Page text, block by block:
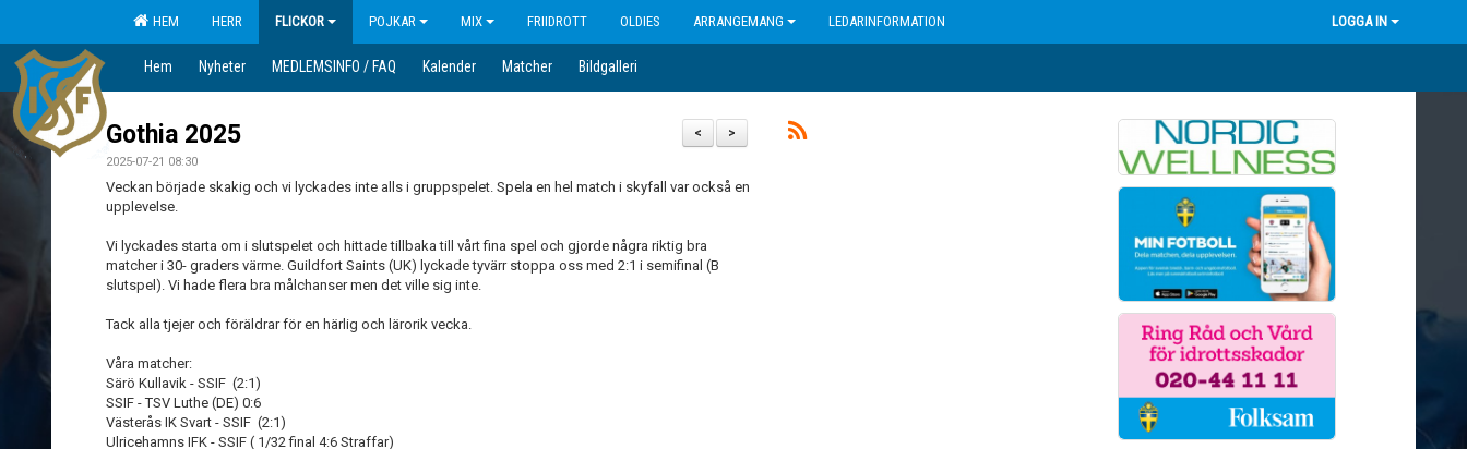
HEM HERR FLICKOR POJKAR MIX FRIIDROTT OLDIES ARRANGEMANG LEDARINFORMATION LOGGA IN
Hem Nyheter MEDLEMSINFO / FAQ Kalender Matcher Bildgalleri
>
<
Gothia 2025
2025-07-21 08:30
Veckan började skakig och vi lyckades inte alls i gruppspelet. Spela en hel match i skyfall var också en
upplevelse.
Vi lyckades starta om i slutspelet och hittade tillbaka till vårt fina spel och gjorde några riktig bra
matcher i 30- graders värme. Guildfort Saints (UK) lyckade tyvärr stoppa oss med 2:1 i semifinal (B
slutspel). Vi hade flera bra målchanser men det ville sig inte.
Tack alla tjejer och föräldrar för en härlig och lärorik vecka.
Våra matcher:
Särö Kullavik - SSIF (2:1)
SSIF - TSV Luthe (DE) 0:6
Västerås IK Svart - SSIF (2:1)
Ulricehamns IFK - SSIF ( 1/32 final 4:6 Straffar)